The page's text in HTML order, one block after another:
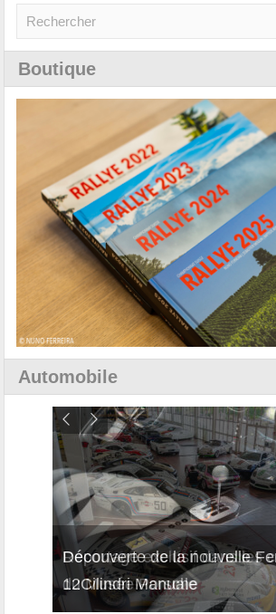
Boutique
Automobile
Découverte de la nouvelle
12Cilindri Manuale